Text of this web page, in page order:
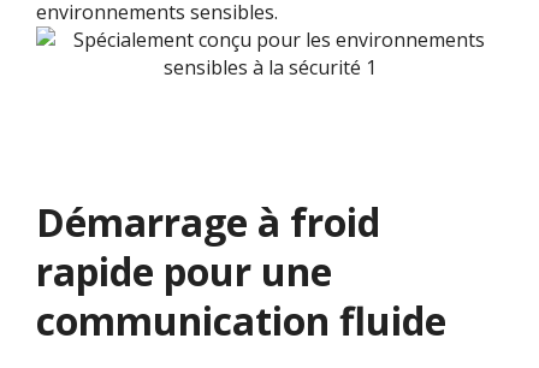
environnements sensibles.
Démarrage à froid
rapide pour une
communication fluide